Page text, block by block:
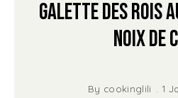
Galette des Rois
Noix de
By cookinglili 1